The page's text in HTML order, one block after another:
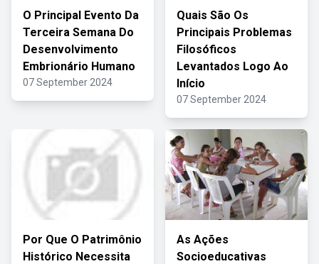
O Principal Evento Da
Terceira Semana Do
Desenvolvimento
Embrionário Humano
07 September 2024
Quais São Os
Principais Problemas
Filosóficos
Levantados Logo Ao
Início
07 September 2024
Por Que O Patrimônio
Histórico Necessita
As Ações
Socioeducativas